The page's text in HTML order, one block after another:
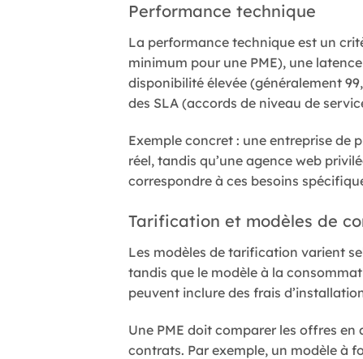
Performance technique
La performance technique est un
minimum pour une PME), une
disponibilité élevée (généralement
des SLA (accords de niveau de
Exemple concret : une entreprise de
réel, tandis qu’une agence web
correspondre à ces besoins
Tarification et modèles de
Les modèles de tarification varient
tandis que le modèle à la
peuvent inclure des frais
Une PME doit comparer les offres
contrats. Par exemple, un modèle à